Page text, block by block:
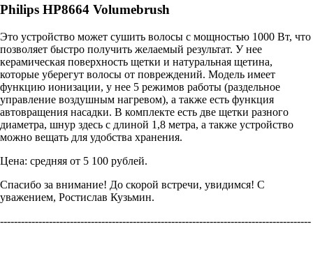
Philips HP8664 Volumebrush
Это устройство может сушить волосы с мощностью 1000 Вт, что
позволяет быстро получить желаемый результат. У нее
керамическая поверхность щетки и натуральная щетина,
которые уберегут волосы от повреждений. Модель имеет
функцию ионизации, у нее 5 режимов работы (раздельное
управление воздушным нагревом), а также есть функция
автовращения насадки. В комплекте есть две щетки разного
диаметра, шнур здесь с длиной 1,8 метра, а также устройство
можно вещать для удобства хранения.
Цена: средняя от 5 100 рублей.
Спасибо за внимание! До скорой встречи, увидимся! С
уважением, Ростислав Кузьмин.
-----------------------------------------------------------------------------------------